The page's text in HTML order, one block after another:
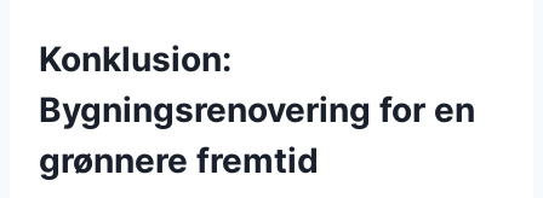
Konklusion:
Bygningsrenovering for en
grønnere fremtid